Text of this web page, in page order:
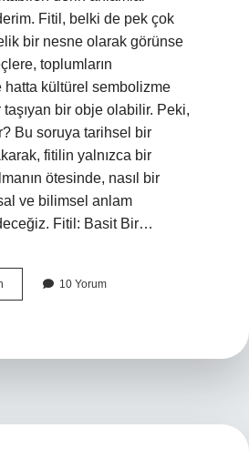
Fitil, belki de pek çok
bir nesne olarak görünse
toplumların
hatta kültürel sembolizme
bir obje olabilir. Peki,
Bu soruya tarihsel bir
fitilin yalnızca bir
ötesinde, nasıl bir
ve bilimsel anlam
Fitil: Basit Bir…
içinde
10 Yorum